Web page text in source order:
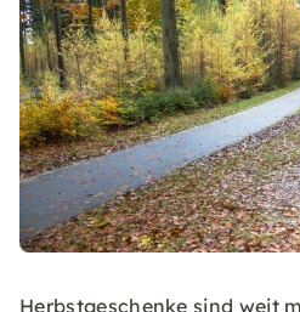
Herbstgeschenke sind weit